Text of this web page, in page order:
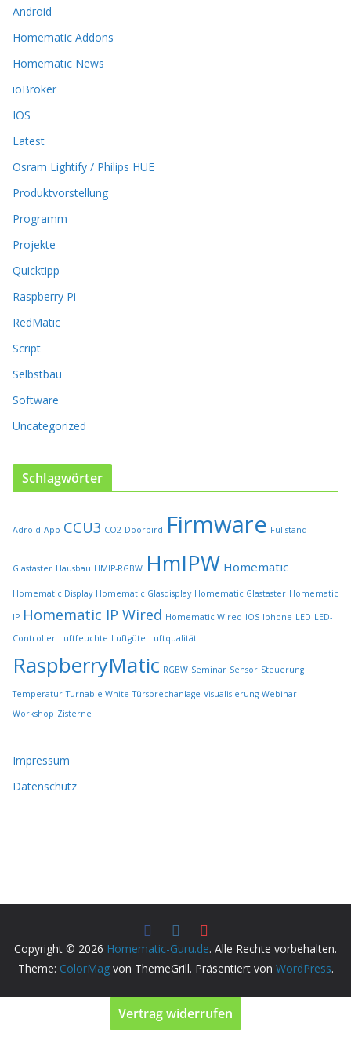
e
p
t
o
n
n
k
n
e
n
u
f
e
r
r
d
u
e
t
e
w
h
l
t
w
e
n
Android
Homematic Addons
Homematic News
ioBroker
IOS
Latest
Osram Lightify / Philips HUE
Produktvorstellung
Programm
Projekte
Quicktipp
Raspberry Pi
RedMatic
Script
Selbstbau
Software
Uncategorized
Schlagwörter
Adroid App CCU3 CO2 Doorbird Firmware Füllstand
Glastaster Hausbau HMIP-RGBW HmIPW Homematic
Homematic Display Homematic Glasdisplay Homematic Glastaster Homematic
IP Homematic IP Wired Homematic Wired IOS Iphone LED LED-
Controller Luftfeuchte Luftgüte Luftqualität
RaspberryMatic RGBW Seminar Sensor Steuerung
Temperatur Turnable White Türsprechanlage Visualisierung Webinar
Workshop Zisterne
Impressum
Datenschutz
Copyright © 2026 Homematic-Guru.de. Alle Rechte vorbehalten.
Theme: ColorMagvon ThemeGrill. Präsentiert von WordPress.
Vertrag widerrufen